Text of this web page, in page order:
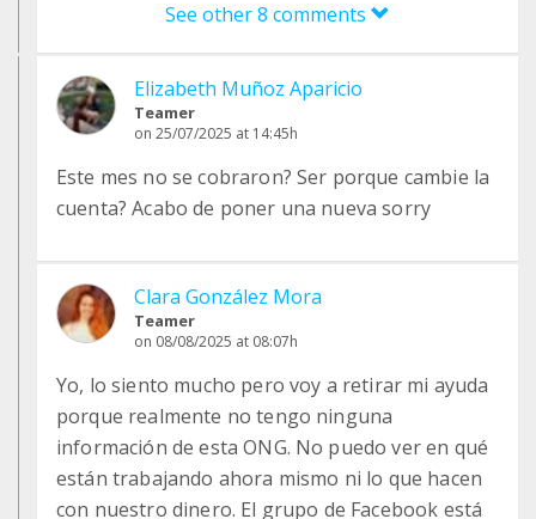
See other 8 comments
Elizabeth Muñoz Aparicio
Teamer
on 25/07/2025 at 14:45h
Este mes no se cobraron? Ser porque cambie la
cuenta? Acabo de poner una nueva sorry
Clara González Mora
Teamer
on 08/08/2025 at 08:07h
Yo, lo siento mucho pero voy a retirar mi ayuda
porque realmente no tengo ninguna
información de esta ONG. No puedo ver en qué
están trabajando ahora mismo ni lo que hacen
con nuestro dinero. El grupo de Facebook está